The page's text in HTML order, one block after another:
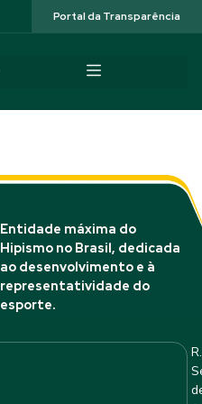
Portal da Transparência
Entidade máxima do
Hipismo no Brasil, dedicada
ao desenvolvimento e à
representatividade do
esporte.
R.